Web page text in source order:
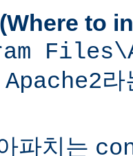
to
Apache2라
파치는